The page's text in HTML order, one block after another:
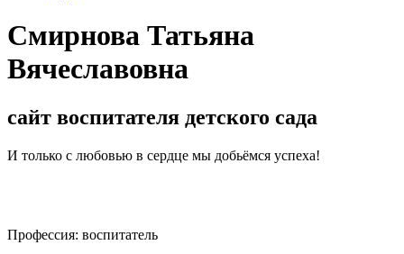
Смирнова Татьяна
Вячеславовна
сайт воспитателя детского сада
И только с любовью в сердце мы добьёмся успеха!
Профессия: воспитатель